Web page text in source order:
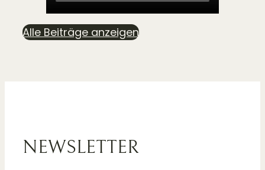
Alle Beiträge anzeigen
NEWSLETTER